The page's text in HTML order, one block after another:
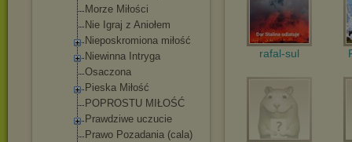
Morze Miłości
Nie Igraj z Aniołem
Nieposkromiona miłość
Niewinna Intryga
Osaczona
Pieska Miłość
POPROSTU MIŁOŚĆ
Prawdziwe uczucie
Prawo Pozadania (cala)
rafal-sul